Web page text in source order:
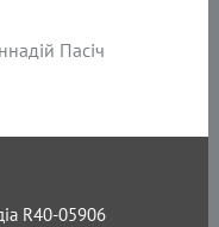
Пасіч
R40-05906